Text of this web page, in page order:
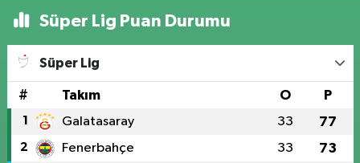
Süper Lig Puan Durumu
Süper Lig
# Takım O P
1 Galatasaray 33 77
2 Fenerbahçe 33 73